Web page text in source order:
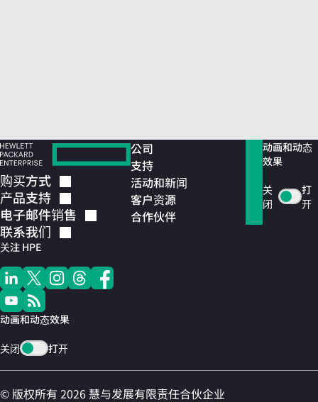
购买方式
产品支持
电子邮件销售
联系我们
关注 HPE
动画和动态效果
关闭 打开
公司
支持
活动和新闻
客户资源
合作伙伴
动画和动态
效果
关
闭
打
开
© 版权所有 2026 慧与发展有限责任合伙企业